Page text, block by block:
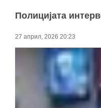
Полицијата
27 април, 2026 20:23